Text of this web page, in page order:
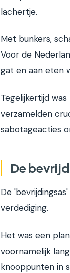
lachertje.
Met bunkers,
Voor de
gat en aan eten
Tegelijkertijd
verzamelden
sabotageacties
De
De
verdediging.
Het was een
voornamelijk
knooppunten in